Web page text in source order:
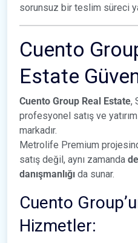
sorunsuz bir teslim süreci
Cuento
Estate
Cuento Group Real Estate,
profesyonel satış ve
markadır.
Metrolife Premium
satış değil, aynı zamanda
danışmanlığı da sunar.
Cuento
Hizmetler: